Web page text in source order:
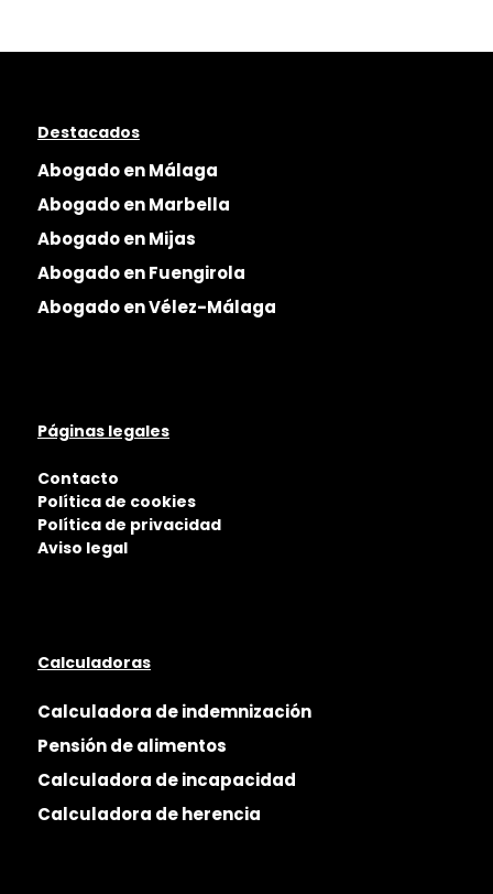
Destacados
Abogado en Málaga
Abogado en Marbella
Abogado en Mijas
Abogado en Fuengirola
Abogado en Vélez-Málaga
Páginas legales
Contacto
Política de cookies
Política de privacidad
Aviso legal
Calculadoras
Calculadora de indemnización
Pensión de alimentos
Calculadora de incapacidad
Calculadora de herencia